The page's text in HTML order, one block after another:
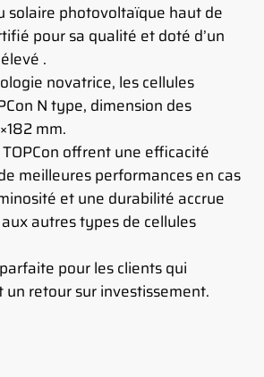
solaire photovoltaïque haut de
pour sa qualité et doté d’un
.
novatrice, les cellules
N type, dimension des
mm.
offrent une efficacité
meilleures performances en cas
et une durabilité accrue
autres types de cellules
pour les clients qui
un retour sur investissement.